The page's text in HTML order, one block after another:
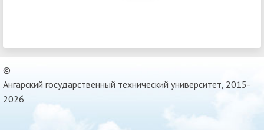
©
Ангарский государственный технический университет, 2015-
2026